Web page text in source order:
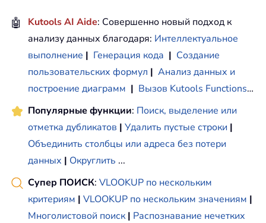
🤖 Kutools AI Aide: Совершенно новый подход к
анализу данных благодаря: Интеллектуальное
выполнение | Генерация кода | Создание
пользовательских формул | Анализ данных и
построение диаграмм | Вызов Kutools Functions…
Популярные функции: Поиск, выделение или
отметка дубликатов | Удалить пустые строки |
Объединить столбцы или адреса без потери
данных | Округлить ...
Супер ПОИСК: VLOOKUP по нескольким
критериям | VLOOKUP по нескольким значениям |
Многолистовой поиск | Распознавание нечетких